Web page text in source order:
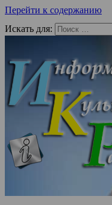
Перейти к содержанию
Искать для: